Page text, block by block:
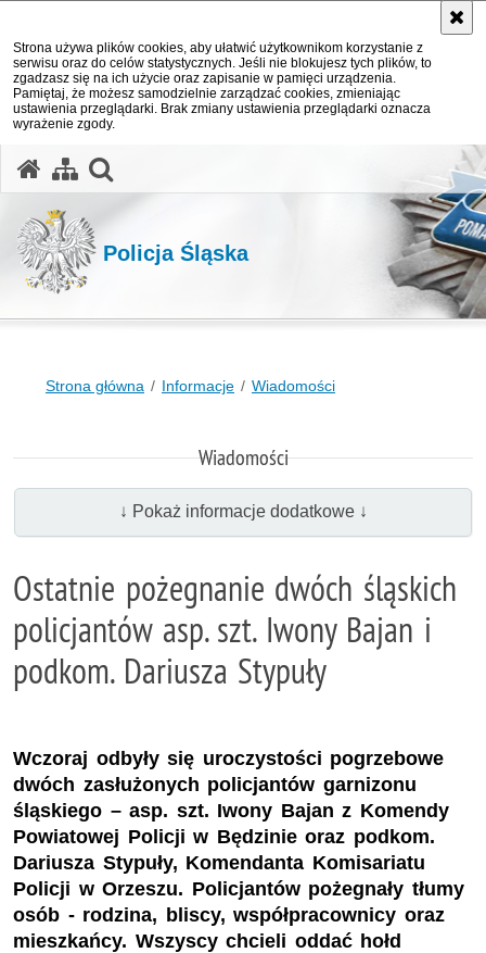
Strona używa plików cookies, aby ułatwić użytkownikom korzystanie z
serwisu oraz do celów statystycznych. Jeśli nie blokujesz tych plików, to
zgadzasz się na ich użycie oraz zapisanie w pamięci urządzenia.
Pamiętaj, że możesz samodzielnie zarządzać cookies, zmieniając
ustawienia przeglądarki. Brak zmiany ustawienia przeglądarki oznacza
wyrażenie zgody.
Policja Śląska
Strona główna Informacje Wiadomości
Wiadomości
↓ Pokaż informacje dodatkowe ↓
Ostatnie pożegnanie dwóch śląskich
policjantów asp. szt. Iwony Bajan i
podkom. Dariusza Stypuły
Wczoraj odbyły się uroczystości pogrzebowe
dwóch zasłużonych policjantów garnizonu
śląskiego – asp. szt. Iwony Bajan z Komendy
Powiatowej Policji w Będzinie oraz podkom.
Dariusza Stypuły, Komendanta Komisariatu
Policji w Orzeszu. Policjantów pożegnały tłumy
osób - rodzina, bliscy, współpracownicy oraz
mieszkańcy. Wszyscy chcieli oddać hołd